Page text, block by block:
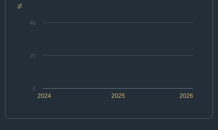
%
2024 2025 2026
0
20
40